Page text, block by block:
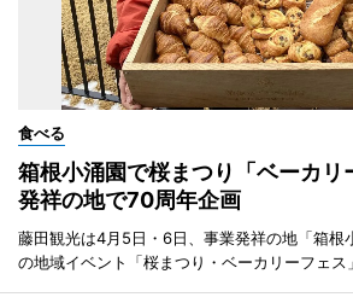
食べる
箱根小涌園で桜まつり「ベーカ
発祥の地で70周年企画
藤田観光は4月5日・6日、事業発祥の地「箱根
の地域イベント「桜まつり・ベーカリーフェス